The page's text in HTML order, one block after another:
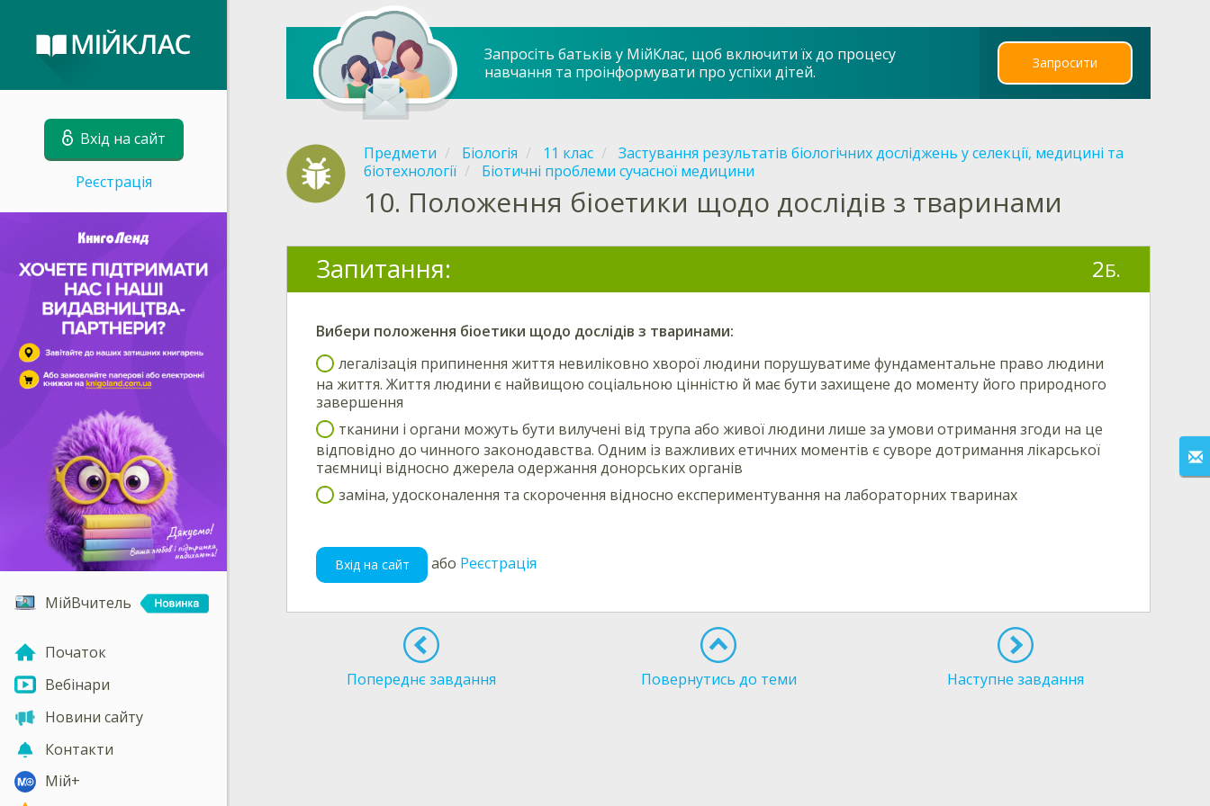
Вхід на сайт
Реєстрація
МійВчитель
Початок
Вебінари
Новини сайту
Контакти
Мій+
Запросіть батьків у МійКлас, щоб включити їх до процесу
навчання та проінформувати про успіхи дітей.
Запросити
Предмети Біологія 11 клас
Застування результатів біологічних досліджень у селекції, медицині та
біотехнології
Біотичні проблеми сучасної медицини
10. Положення біоетики щодо дослідів з тваринами
Запитання: 2Б.
Вибери положення біоетики щодо дослідів з тваринами:
легалізація припинення життя невиліковно хворої людини порушуватиме фундаментальне право людини
на життя. Життя людини є найвищою соціальною цінністю й має бути захищене до моменту його природного
завершення
тканини і органи можуть бути вилучені від трупа або живої людини лише за умови отримання згоди на це
відповідно до чинного законодавства. Одним із важливих етичних моментів є суворе дотримання лікарської
таємниці відносно джерела одержання донорських органів
заміна, удосконалення та скорочення відносно експериментування на лабораторних тваринах
Вхід на сайт або Реєстрація
Попереднє завдання Повернутись до теми Наступне завдання